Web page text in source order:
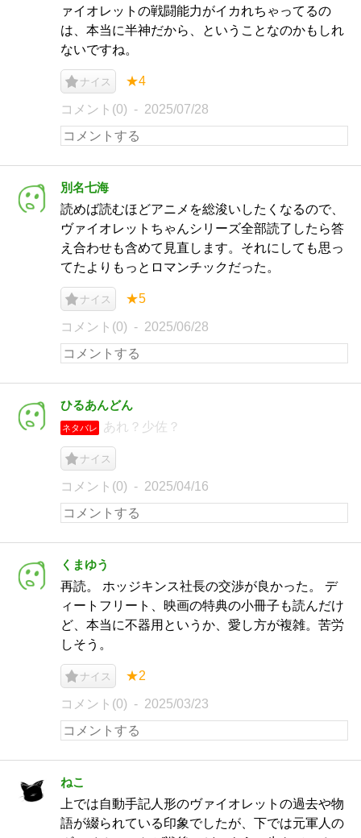
ァイオレットの戦闘能力がイカれちゃってるの
は、本当に半神だから、ということなのかもしれ
ないですね。
ナイス ★4
コメント(0) 2025/07/28
別名七海
読めば読むほどアニメを総浚いしたくなるので、
ヴァイオレットちゃんシリーズ全部読了したら答
え合わせも含めて見直します。それにしても思っ
てたよりもっとロマンチックだった。
ナイス ★5
コメント(0) 2025/06/28
ひるあんどん
ネタバレ あれ？少佐？
ナイス
コメント(0) 2025/04/16
くまゆう
再読。 ホッジキンス社長の交渉が良かった。 デ
ィートフリート、映画の特典の小冊子も読んだけ
ど、本当に不器用というか、愛し方が複雑。苦労
しそう。
ナイス ★2
コメント(0) 2025/03/23
ねこ
上では自動手記人形のヴァイオレットの過去や物
語が綴られている印象でしたが、下では元軍人の